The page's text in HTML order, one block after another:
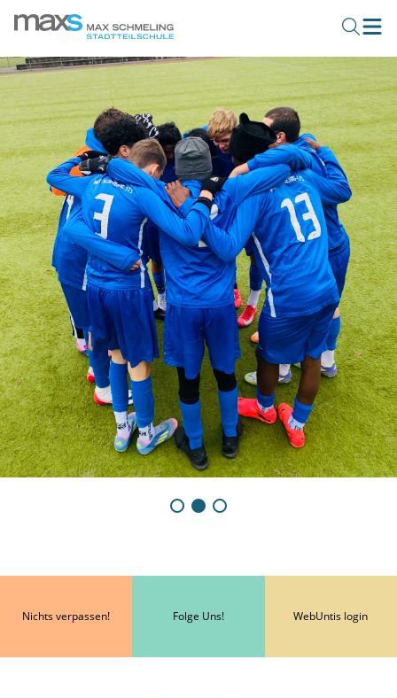
Nichts verpassen! Folge Uns! WebUntis login